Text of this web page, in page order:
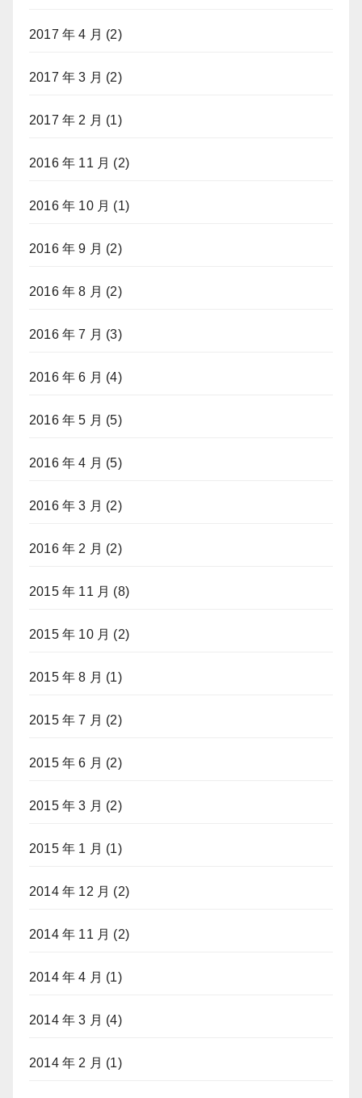
2017 年 4 月 (2)
2017 年 3 月 (2)
2017 年 2 月 (1)
2016 年 11 月 (2)
2016 年 10 月 (1)
2016 年 9 月 (2)
2016 年 8 月 (2)
2016 年 7 月 (3)
2016 年 6 月 (4)
2016 年 5 月 (5)
2016 年 4 月 (5)
2016 年 3 月 (2)
2016 年 2 月 (2)
2015 年 11 月 (8)
2015 年 10 月 (2)
2015 年 8 月 (1)
2015 年 7 月 (2)
2015 年 6 月 (2)
2015 年 3 月 (2)
2015 年 1 月 (1)
2014 年 12 月 (2)
2014 年 11 月 (2)
2014 年 4 月 (1)
2014 年 3 月 (4)
2014 年 2 月 (1)